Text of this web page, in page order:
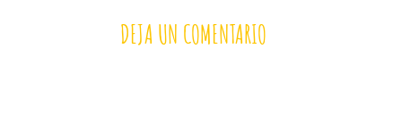
DEJA UN COMENTARIO